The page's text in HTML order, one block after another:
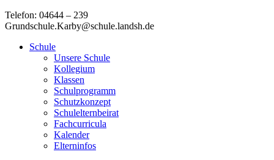
Telefon: 04644 – 239
Grundschule.Karby@schule.landsh.de
Schule
Unsere Schule
Kollegium
Klassen
Schulprogramm
Schutzkonzept
Schulelternbeirat
Fachcurricula
Kalender
Elterninfos